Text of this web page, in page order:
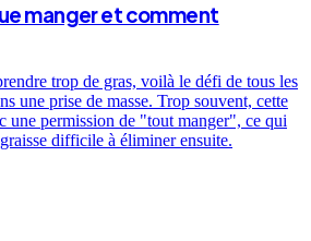
manger et comment
trop de gras, voilà le défi de tous les
une prise de masse. Trop souvent, cette
une permission de "tout manger", ce qui
difficile à éliminer ensuite.